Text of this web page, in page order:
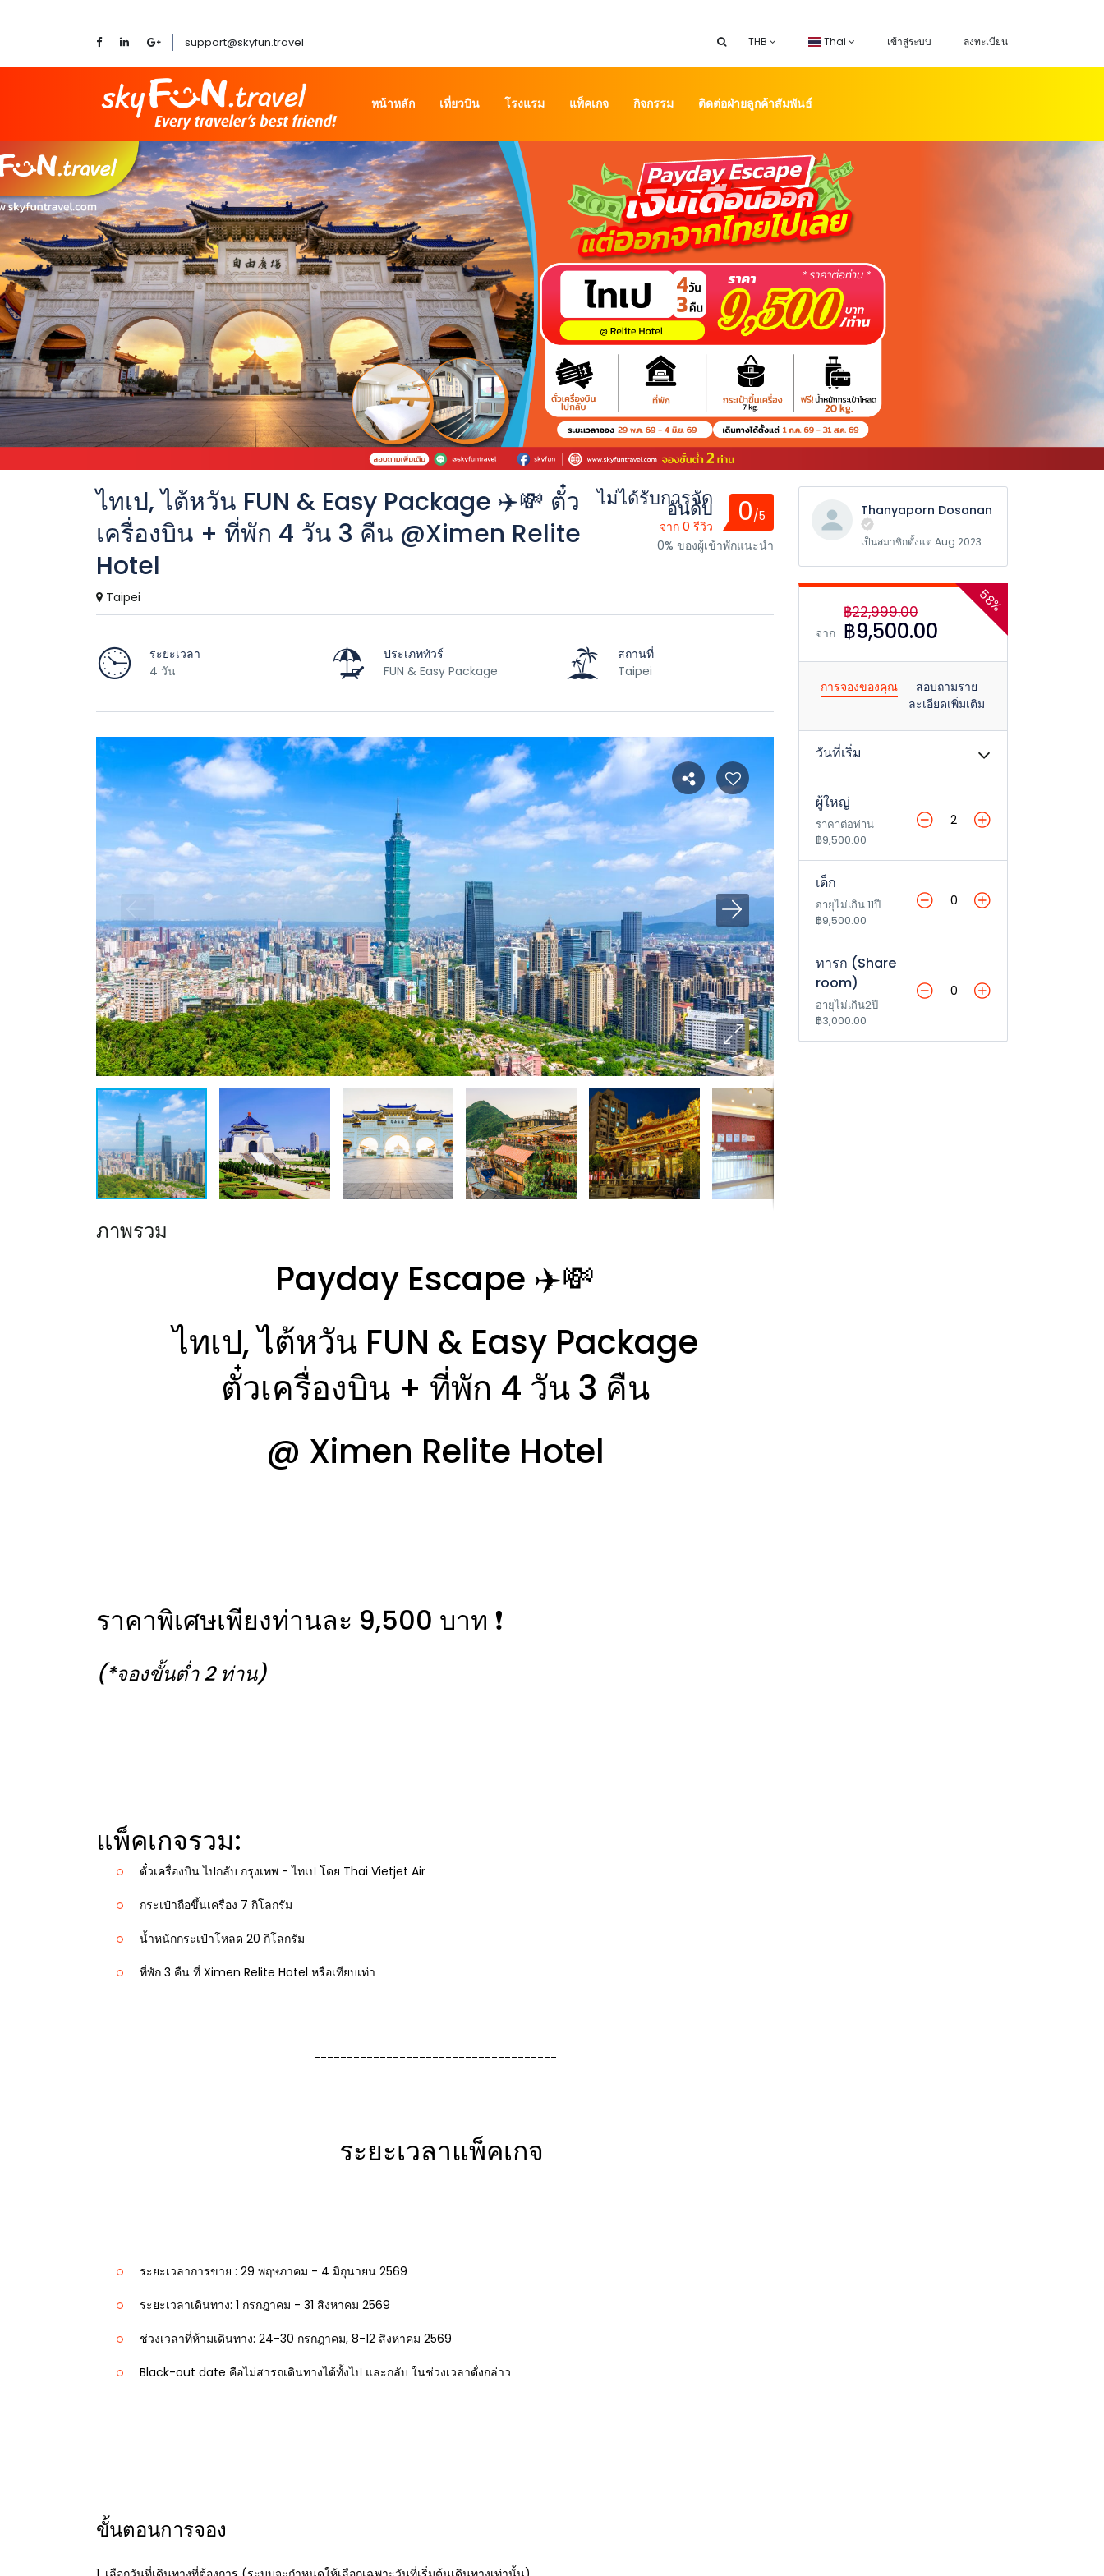
support@skyfun.travel THB Thai เข้าสู่ระบบ ลงทะเบียน
หน้าหลัก เที่ยวบิน โรงแรม แพ็คเกจ กิจกรรม ติดต่อฝ่ายลูกค้าสัมพันธ์
ไทเป, ไต้หวัน FUN & Easy Package ✈️💸 ตั๋ว
เครื่องบิน + ที่พัก 4 วัน 3 คืน @Ximen Relite
Hotel
Taipei
ไม่ได้รับการจัด
อันดับ
จาก 0 รีวิว 0/5
0% ของผู้เข้าพักแนะนำ
ระยะเวลา
4 วัน
ประเภททัวร์
FUN & Easy Package
สถานที่
Taipei
ภาพรวม
Payday Escape ✈️💸
ไทเป, ไต้หวัน FUN & Easy Package
ตั๋วเครื่องบิน + ที่พัก 4 วัน 3 คืน
@ Ximen Relite Hotel
ราคาพิเศษเพียงท่านละ 9,500 บาท ❗️
(*จองขั้นต่ำ 2 ท่าน)
แพ็คเกจรวม:
ตั๋วเครื่องบิน ไปกลับ กรุงเทพ - ไทเป โดย Thai Vietjet Air
กระเป๋าถือขึ้นเครื่อง 7 กิโลกรัม
น้ำหนักกระเป๋าโหลด 20 กิโลกรัม
ที่พัก 3 คืน ที่ Ximen Relite Hotel หรือเทียบเท่า
-------------------------------------
ระยะเวลาแพ็คเกจ
ระยะเวลาการขาย : 29 พฤษภาคม - 4 มิถุนายน 2569
ระยะเวลาเดินทาง: 1 กรกฎาคม - 31 สิงหาคม 2569
ช่วงเวลาที่ห้ามเดินทาง: 24-30 กรกฎาคม, 8-12 สิงหาคม 2569
Black-out date คือไม่สารถเดินทางได้ทั้งไป และกลับ ในช่วงเวลาดั่งกล่าว
ขั้นตอนการจอง
Thanyaporn Dosanan
เป็นสมาชิกตั้งแต่ Aug 2023
58%
จาก
฿22,999.00
฿9,500.00
การจองของคุณ
สอบถามราย
ละเอียดเพิ่มเติม
วันที่เริ่ม
ผู้ใหญ่
ราคาต่อท่าน
฿9,500.00
เด็ก
อายุไม่เกิน 11ปี
฿9,500.00
ทารก (Share
room)
อายุไม่เกิน2ปี
฿3,000.00